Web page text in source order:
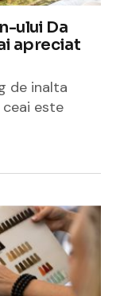
ului Da
apreciat
de inalta
este